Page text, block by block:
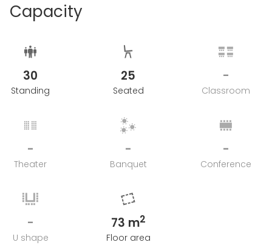
Capacity
30
Standing
25
Seated
-
Classroom
-
Theater
-
Banquet
-
Conference
-
U shape
73 m2
Floor area